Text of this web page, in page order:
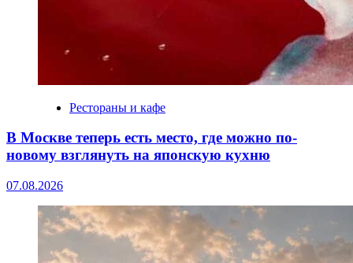
Рестораны и кафе
В Москве теперь есть место, где можно по-
новому взглянуть на японскую кухню
07.08.2026